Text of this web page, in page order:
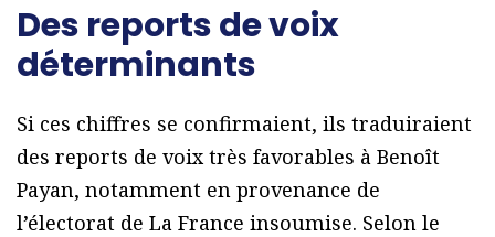
Des reports de voix
déterminants
Si ces chiffres se confirmaient, ils traduiraient
des reports de voix très favorables à Benoît
Payan, notamment en provenance de
l’électorat de La France insoumise. Selon le